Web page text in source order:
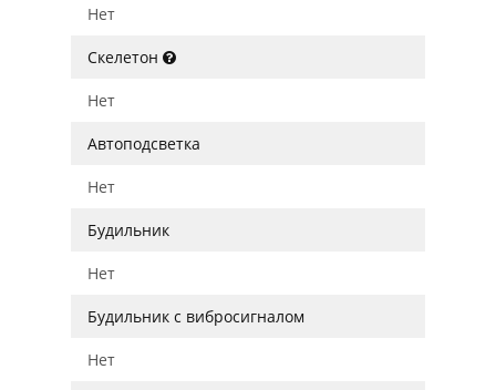
Нет
Скелетон
Нет
Автоподсветка
Нет
Будильник
Нет
Будильник с вибросигналом
Нет